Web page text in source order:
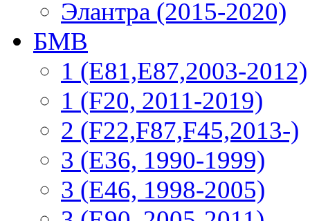
Элантра (2015-2020)
БМВ
1 (E81,E87,2003-2012)
1 (F20, 2011-2019)
2 (F22,F87,F45,2013-)
3 (Е36, 1990-1999)
3 (E46, 1998-2005)